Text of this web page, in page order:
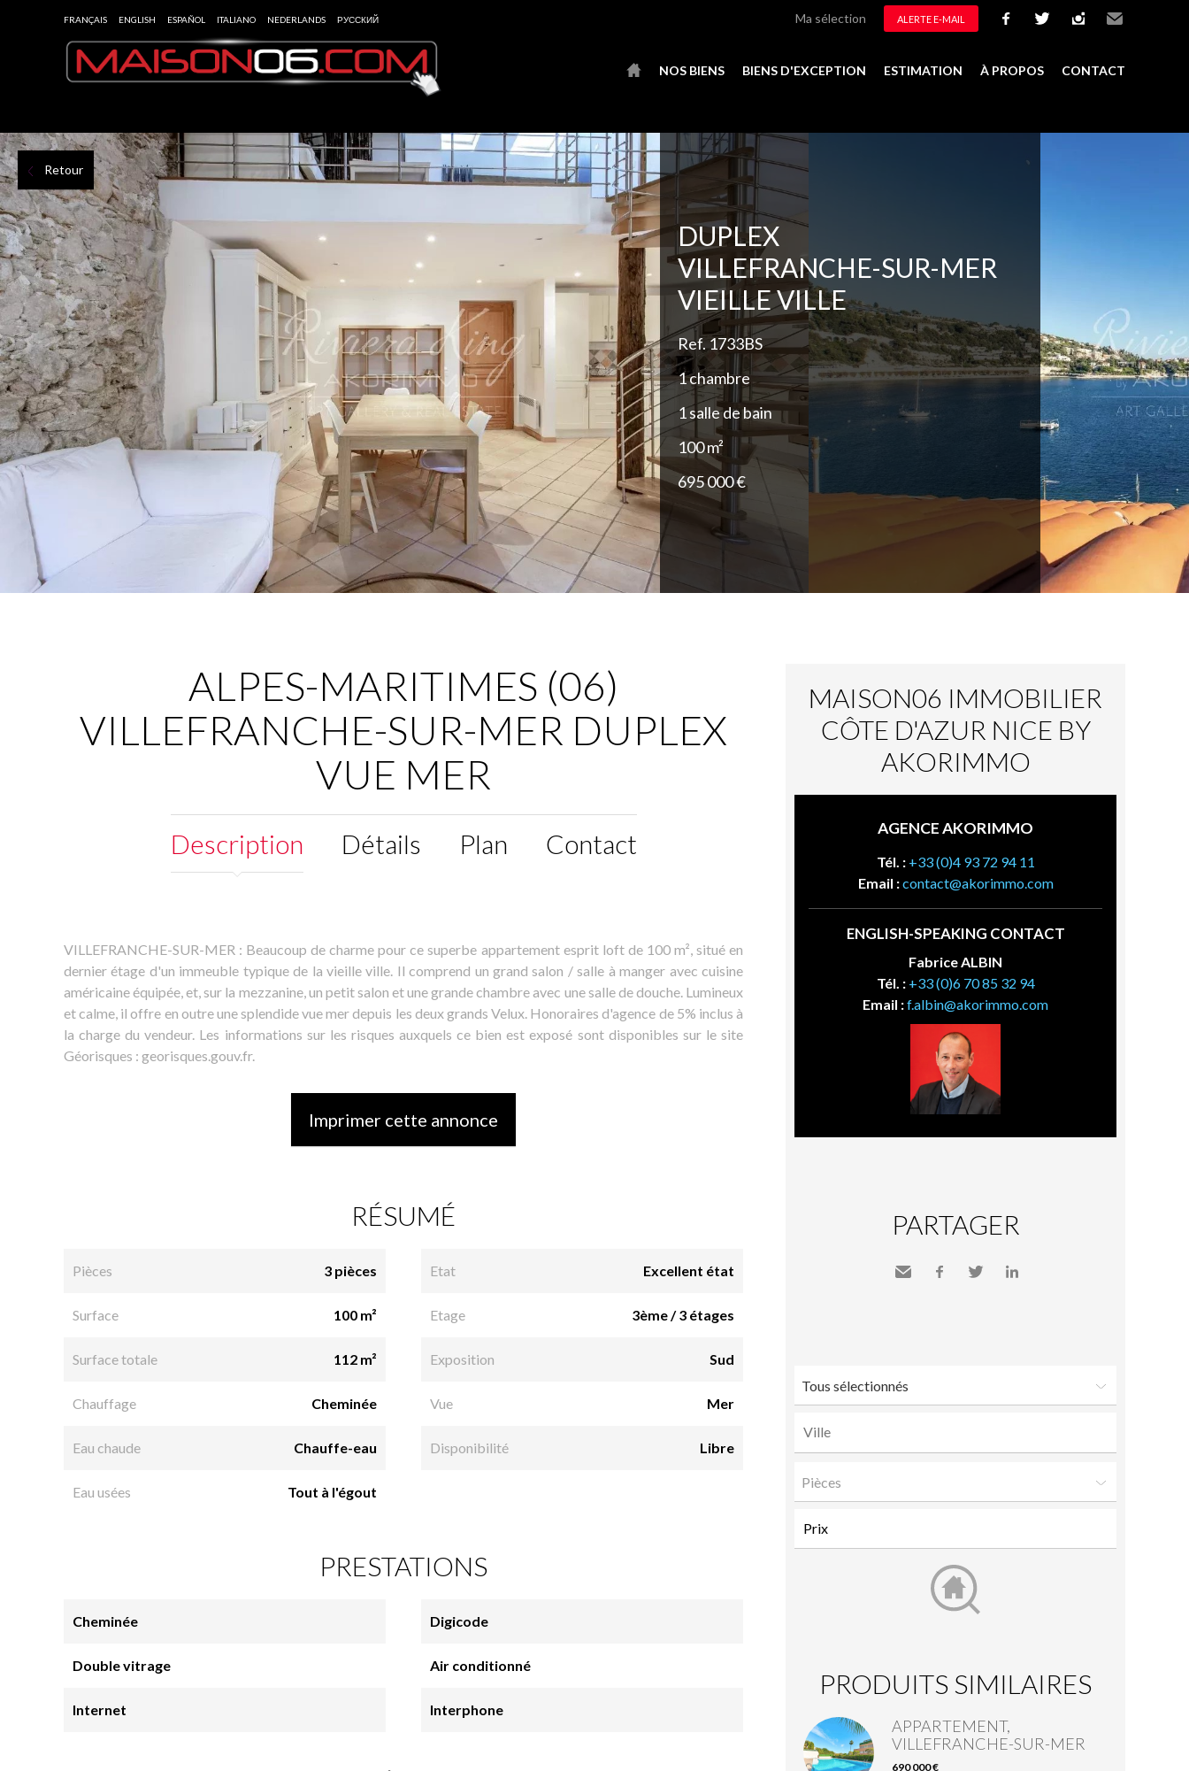
FRANÇAIS ENGLISH ESPAÑOL ITALIANO NEDERLANDS РУССКИЙ Ma sélection ALERTE E-MAIL
NOS BIENS BIENS D'EXCEPTION ESTIMATION À PROPOS CONTACT
Retour
DUPLEX
VILLEFRANCHE-SUR-MER
VIEILLE VILLE
Ref. 1733BS
1 chambre
1 salle de bain
100 m²
695 000 €
ALPES-MARITIMES (06)
VILLEFRANCHE-SUR-MER DUPLEX
VUE MER
Description Détails Plan Contact
VILLEFRANCHE-SUR-MER : Beaucoup de charme pour ce superbe appartement esprit loft de 100 m², situé en
dernier étage d'un immeuble typique de la vieille ville. Il comprend un grand salon / salle à manger avec cuisine
américaine équipée, et, sur la mezzanine, un petit salon et une grande chambre avec une salle de douche. Lumineux
et calme, il offre en outre une splendide vue mer depuis les deux grands Velux. Honoraires d'agence de 5% inclus à
la charge du vendeur. Les informations sur les risques auxquels ce bien est exposé sont disponibles sur le site
Géorisques : georisques.gouv.fr.
Imprimer cette annonce
RÉSUMÉ
Pièces 3 pièces
Surface 100 m²
Surface totale 112 m²
Chauffage Cheminée
Eau chaude Chauffe-eau
Eau usées Tout à l'égout
Etat Excellent état
Etage 3ème / 3 étages
Exposition Sud
Vue Mer
Disponibilité Libre
PRESTATIONS
Cheminée
Double vitrage
Internet
Digicode
Air conditionné
Interphone
MAISON06 IMMOBILIER
CÔTE D'AZUR NICE BY
AKORIMMO
AGENCE AKORIMMO
Tél. : +33 (0)4 93 72 94 11
Email :contact@akorimmo.com
ENGLISH-SPEAKING CONTACT
Fabrice ALBIN
Tél. : +33 (0)6 70 85 32 94
Email :f.albin@akorimmo.com
PARTAGER
Tous sélectionnés
Pièces
PRODUITS SIMILAIRES
APPARTEMENT,
VILLEFRANCHE-SUR-MER
690 000 €